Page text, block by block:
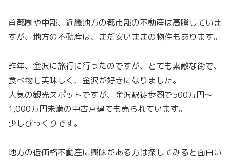
首都圏や中部、近畿地方の都市部の不動産は高騰していま
すが、地方の不動産は、まだ安いままの物件もあります。
昨年、金沢に旅行に行ったのですが、とても素敵な街で、
食べ物も美味しく、金沢が好きになりました。
人気の観光スポットですが、金沢駅徒歩圏で500万円〜
1,000万円未満の中古戸建ても売られています。
少しびっくりです。
地方の低価格不動産に興味がある方は探してみると面白い